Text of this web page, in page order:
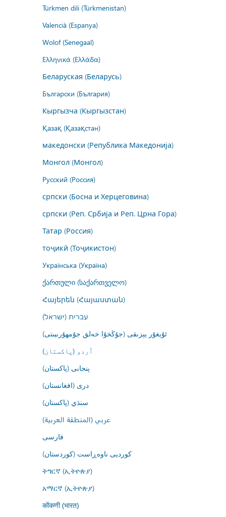
Türkmen dili (Türkmenistan)
Valencià (Espanya)
Wolof (Senegaal)
Ελληνικά (Ελλάδα)
Беларуская (Беларусь)
Български (България)
Кыргызча (Кыргызстан)
Қазақ (Қазақстан)
македонски (Република Македонија)
Монгол (Монгол)
Русский (Россия)
српски (Босна и Херцеговина)
српски (Реп. Србија и Реп. Црна Гора)
Татар (Россия)
тоҷикӣ (Тоҷикистон)
Українська (Україна)
ქართული (საქართველო)
Հայերեն (Հայաստան)
עברית (ישראל)
ئۇيغۇر يېزىقى (جۇڭخۇا خەلق جۇمھۇرىيىتى)
اُردو (پاکستان)
پنجابی (پاکستان)
درى (افغانستان)
سنڌي (پاکستان)
عربي (المنطقة العربية)
فارسى
کوردیی ناوەڕاست (کوردستان)
ትግርኛ (ኢትዮጵያ)
አማርኛ (ኢትዮጵያ)
कोंकणी (भारत)